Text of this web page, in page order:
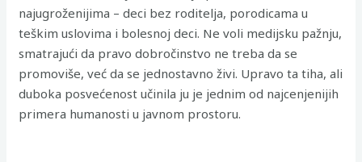
najugroženijima – deci bez roditelja, porodicama u
teškim uslovima i bolesnoj deci. Ne voli medijsku pažnju,
smatrajući da pravo dobročinstvo ne treba da se
promoviše, već da se jednostavno živi. Upravo ta tiha, ali
duboka posvećenost učinila ju je jednim od najcenjenijih
primera humanosti u javnom prostoru.